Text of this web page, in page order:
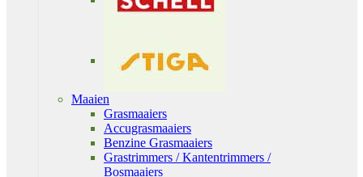
Maaien
Grasmaaiers
Accugrasmaaiers
Benzine Grasmaaiers
Grastrimmers / Kantentrimmers /
Bosmaaiers